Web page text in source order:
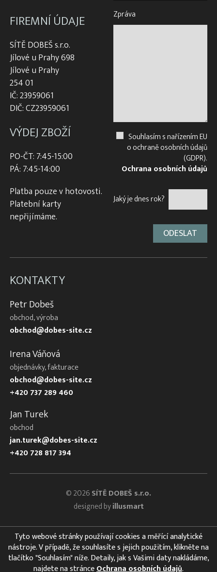
FIREMNÍ ÚDAJE
SÍTĚ DOBEŠ s.r.o.
Jílové u Prahy 698
Jílové u Prahy
254 01
IČ: 23959061
DIČ: CZ23959061
VÝDEJ ZBOŽÍ
PO-ČT: 7:45-15:00
PÁ: 7:45-14:00
Platba pouze v hotovosti.
Platební karty
nepřijímáme.
Zpráva
Souhlasím s nařízením EU
o ochraně osobních údajů
(GDPR).
Ochrana osobních údajů
Jaký je dnes rok?
KONTAKTY
Petr Dobeš
obchod, výroba
obchod@dobes-site.cz
Irena Váňová
objednávky, fakturace
obchod@dobes-site.cz
+420 737 289 460
Jan Turek
obchod
jan.turek@dobes-site.cz
+420 728 817 394
© 2026SÍTĚ DOBEŠ s.r.o.
designed byillusmart
Tyto webové stránky používají cookies a měřící analytické
nástroje. V případě, že souhlasíte s jejich použitím, klikněte na
tlačítko "Souhlasím" níže. Detaily, jak s Vašimi daty nakládáme,
najdete na stránceOchrana osobních údajů.